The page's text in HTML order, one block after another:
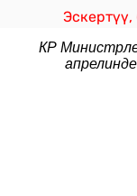
Эскертүү,